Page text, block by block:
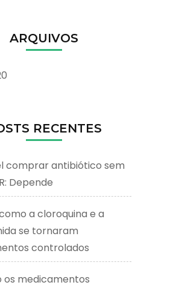
ARQUIVOS
RECENTES
comprar antibiótico sem
Depende
a cloroquina e a
se tornaram
controlados
os medicamentos